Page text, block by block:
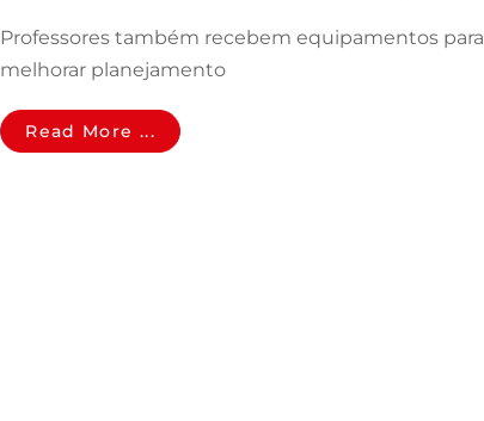
Professores também recebem equipamentos para
melhorar planejamento
Read More ...